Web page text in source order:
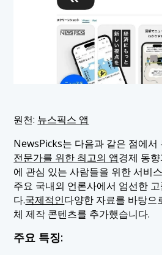
원천: 뉴스픽스 앱
NewsPicks는 다음과 같은 점에서
전문가를 위한 최고의 앱경제 동
에 관심 있는 사람들을 위한 서비
주요 국내외 언론사에서 엄선한
다.국제적인다양한 자료를 바탕으
체 제작 콘텐츠를 추가했습니다.
주요 특징: